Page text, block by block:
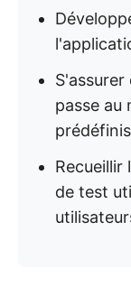
passe au
prédéfinis
Recueillir
de test